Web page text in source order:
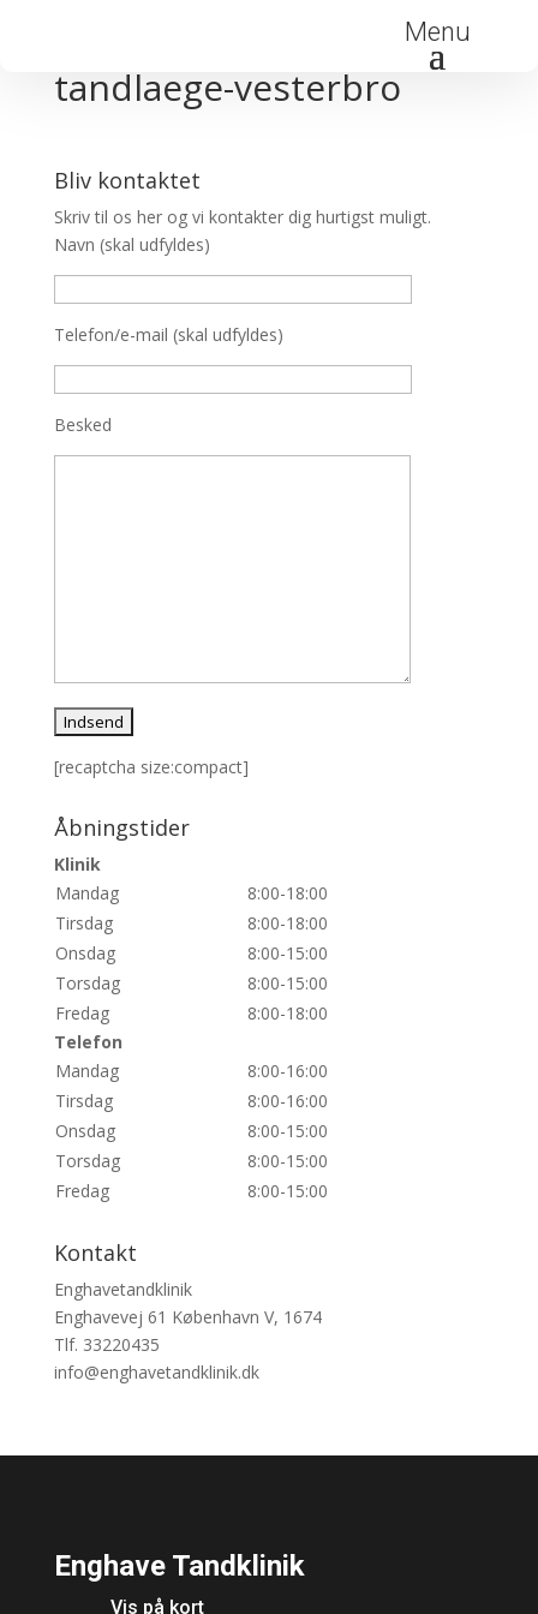
Menu
tandlaege-vesterbro
Bliv kontaktet
Skriv til os her og vi kontakter dig hurtigst muligt.
Navn (skal udfyldes)
Telefon/e-mail (skal udfyldes)
Besked
[recaptcha size:compact]
Åbningstider
Klinik
Mandag
8:00-18:00
Tirsdag
8:00-18:00
Onsdag
8:00-15:00
Torsdag
8:00-15:00
Fredag
8:00-18:00
Telefon
Mandag
8:00-16:00
Tirsdag
8:00-16:00
Onsdag
8:00-15:00
Torsdag
8:00-15:00
Fredag
8:00-15:00
Kontakt
Enghavetandklinik
Enghavevej 61 København V, 1674
Tlf. 33220435
info@enghavetandklinik.dk
Enghave Tandklinik
Vis på kort